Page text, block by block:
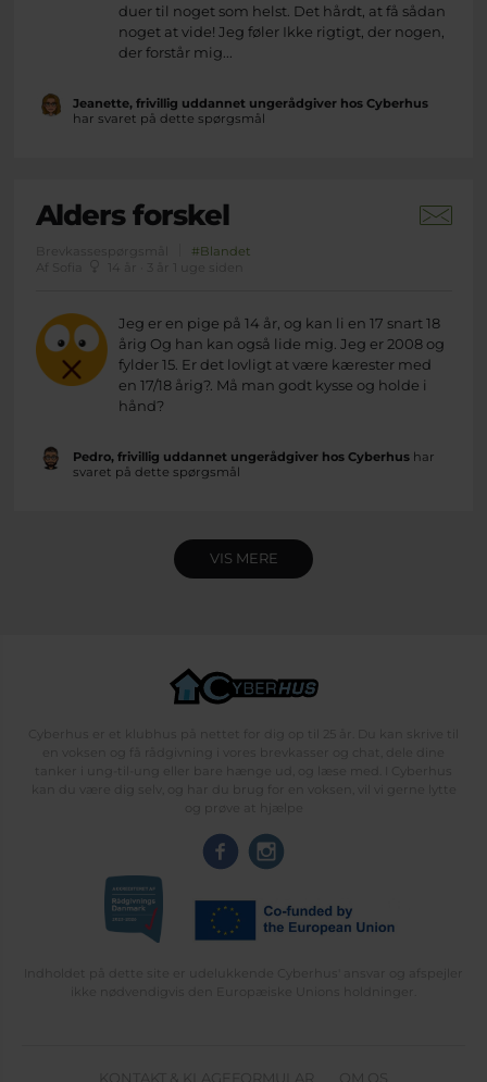
duer til noget som helst. Det hårdt, at få sådan
noget at vide! Jeg føler Ikke rigtigt, der nogen,
der forstår mig...
Jeanette, frivillig uddannet ungerådgiver hos Cyberhus
har svaret på dette spørgsmål
Alders forskel
Brevkassespørgsmål
#Blandet
Af Sofia
14 år · 3 år 1 uge siden
Jeg er en pige på 14 år, og kan li en 17 snart 18
årig Og han kan også lide mig. Jeg er 2008 og
fylder 15. Er det lovligt at være kærester med
en 17/18 årig?. Må man godt kysse og holde i
hånd?
Pedro, frivillig uddannet ungerådgiver hos Cyberhushar
svaret på dette spørgsmål
VIS MERE
Cyberhus er et klubhus på nettet for dig op til 25 år. Du kan skrive til
en voksen og få rådgivning i vores brevkasser og chat, dele dine
tanker i ung-til-ung eller bare hænge ud, og læse med. I Cyberhus
kan du være dig selv, og har du brug for en voksen, vil vi gerne lytte
og prøve at hjælpe
Indholdet på dette site er udelukkende Cyberhus' ansvar og afspejler
ikke nødvendigvis den Europæiske Unions holdninger.
KONTAKT & KLAGEFORMULAR OM OS